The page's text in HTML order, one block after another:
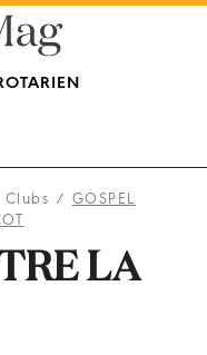
Clubs / GOSPEL
LA